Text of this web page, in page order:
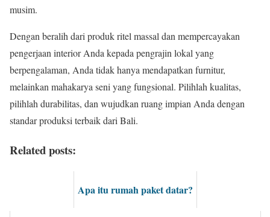
musim.
Dengan beralih dari produk ritel massal dan mempercayakan
pengerjaan interior Anda kepada pengrajin lokal yang
berpengalaman, Anda tidak hanya mendapatkan furnitur,
melainkan mahakarya seni yang fungsional. Pilihlah kualitas,
pilihlah durabilitas, dan wujudkan ruang impian Anda dengan
standar produksi terbaik dari Bali.
Related posts:
Apa itu rumah paket datar?